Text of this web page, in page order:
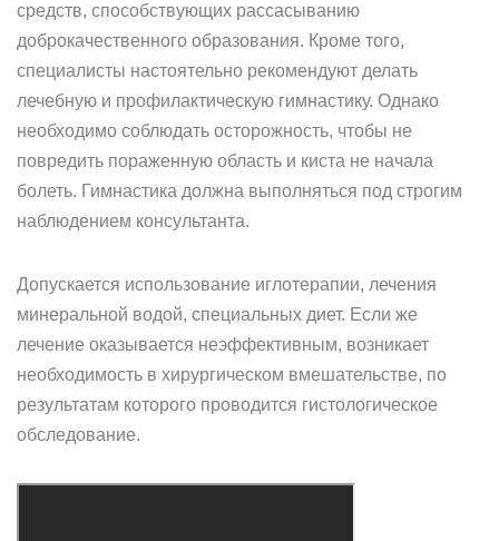
средств, способствующих рассасыванию
доброкачественного образования. Кроме того,
специалисты настоятельно рекомендуют делать
лечебную и профилактическую гимнастику. Однако
необходимо соблюдать осторожность, чтобы не
повредить пораженную область и киста не начала
болеть. Гимнастика должна выполняться под строгим
наблюдением консультанта.
Допускается использование иглотерапии, лечения
минеральной водой, специальных диет. Если же
лечение оказывается неэффективным, возникает
необходимость в хирургическом вмешательстве, по
результатам которого проводится гистологическое
обследование.